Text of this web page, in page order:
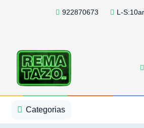
922870673 L-
Categorias